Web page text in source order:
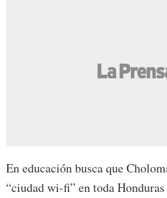
En educación busca que
“ciudad wi-fi” en toda